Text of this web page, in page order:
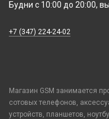
Будни с 10:00 до 20:00,
+7 (347) 224-24-02
Магазин GSM занимается
сотовых телефонов,
устройств, планшетов,